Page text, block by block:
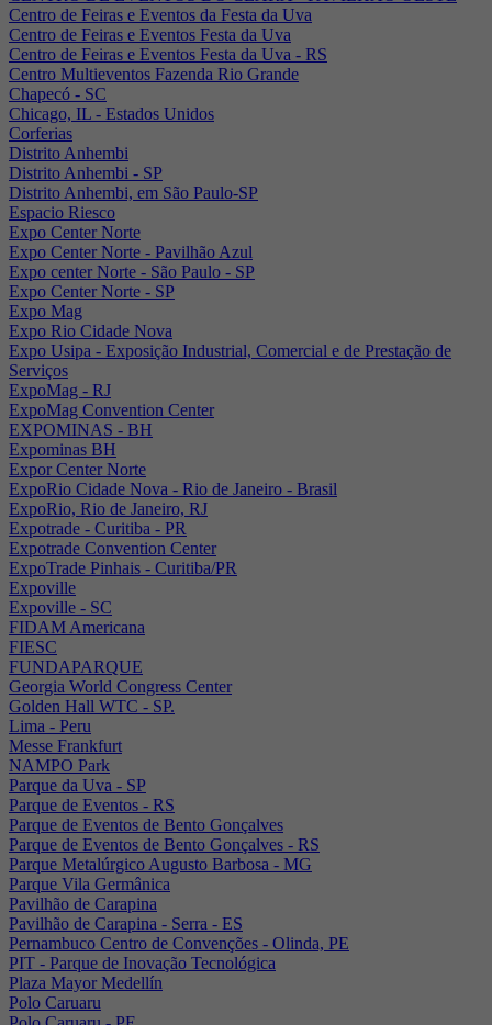
Centro de Feiras e Eventos da Festa da Uva
Centro de Feiras e Eventos Festa da Uva
Centro de Feiras e Eventos Festa da Uva - RS
Centro Multieventos Fazenda Rio Grande
Chapecó - SC
Chicago, IL - Estados Unidos
Corferias
Distrito Anhembi
Distrito Anhembi - SP
Distrito Anhembi, em São Paulo-SP
Espacio Riesco
Expo Center Norte
Expo Center Norte - Pavilhão Azul
Expo center Norte - São Paulo - SP
Expo Center Norte - SP
Expo Mag
Expo Rio Cidade Nova
Expo Usipa - Exposição Industrial, Comercial e de Prestação de
Serviços
ExpoMag - RJ
ExpoMag Convention Center
EXPOMINAS - BH
Expominas BH
Expor Center Norte
ExpoRio Cidade Nova - Rio de Janeiro - Brasil
ExpoRio, Rio de Janeiro, RJ
Expotrade - Curitiba - PR
Expotrade Convention Center
ExpoTrade Pinhais - Curitiba/PR
Expoville
Expoville - SC
FIDAM Americana
FIESC
FUNDAPARQUE
Georgia World Congress Center
Golden Hall WTC - SP.
Lima - Peru
Messe Frankfurt
NAMPO Park
Parque da Uva - SP
Parque de Eventos - RS
Parque de Eventos de Bento Gonçalves
Parque de Eventos de Bento Gonçalves - RS
Parque Metalúrgico Augusto Barbosa - MG
Parque Vila Germânica
Pavilhão de Carapina
Pavilhão de Carapina - Serra - ES
Pernambuco Centro de Convenções - Olinda, PE
PIT - Parque de Inovação Tecnológica
Plaza Mayor Medellín
Polo Caruaru